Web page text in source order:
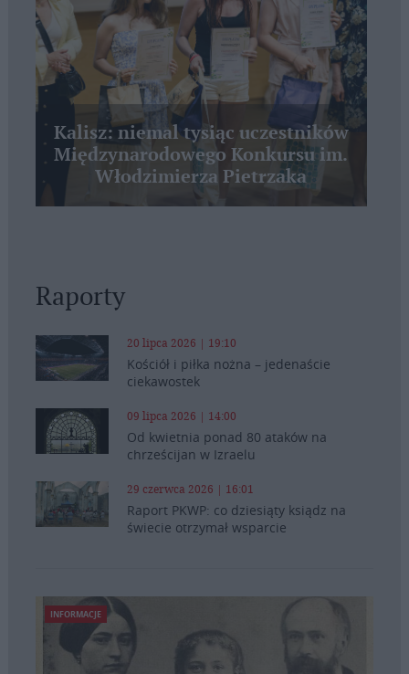
Kalisz: niemal tysiąc uczestników
Międzynarodowego Konkursu im.
Włodzimierza Pietrzaka
Raporty
20 lipca 2026 | 19:10
Kościół i piłka nożna – jedenaście
ciekawostek
09 lipca 2026 | 14:00
Od kwietnia ponad 80 ataków na
chrześcijan w Izraelu
29 czerwca 2026 | 16:01
Raport PKWP: co dziesiąty ksiądz na
świecie otrzymał wsparcie
INFORMACJE